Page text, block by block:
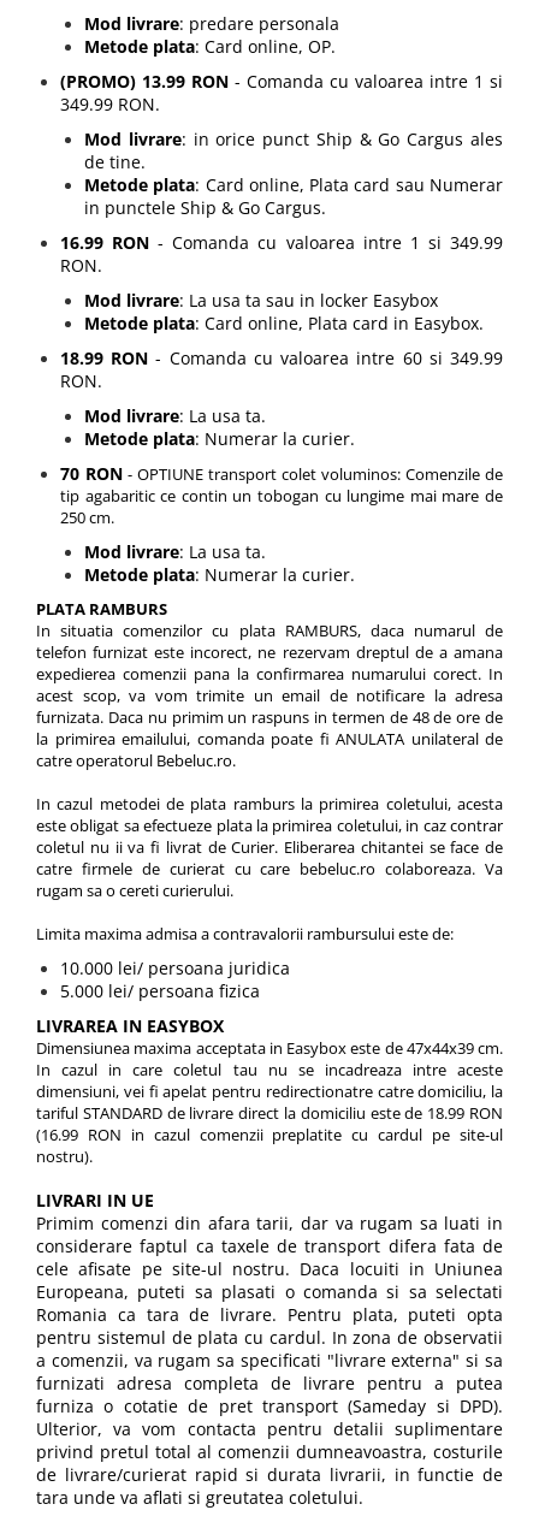
Jucarii interactive
Proiector pentru copii
Instrumente muzicale pentru copii
Caruseluri muzicale
Joc de rol
Storytelling
Bucatarii pentru copii
Banc de lucru pentru copii
Papusi de mana
Casa de papusi
Bormasina magica
Papusi si Bebelusi Reborn
Jucarii cu Dinozauri
Figurine cu animale domestice
Figurine plus
Jucarii Montessori
Nevoi speciale si sindrom Down
Jucarii cu alfabet
Jucarii cu cifre
Seturi Numberblocks
Jucarii de motricitate
Jucarii fructe si legume
Puzzle-uri
Puzzle de podea
Jucarii bebelusi
Jucarii de baie
Zornaitoare
Jucarii dentitie
Jucarii motrice pentru bebelusi
Saltele de activitati pentru bebe
Jucarii de sortat
Jucarii muzicale bebelusi
Puzzle bebelusi
Cadou copii 8 ani
Cadou copii 9 ani
Cadou copii 10 ani
Cadou copii 11 ani
Cadou copii 12 ani
Mod livrare: predare personala
Metode plata: Card online, OP.
(PROMO) 13.99 RON - Comanda cu valoarea intre 1 si
349.99 RON.
Mod livrare: in orice punct Ship & Go Cargus ales
de tine.
Metode plata: Card online, Plata card sau Numerar
in punctele Ship & Go Cargus.
16.99 RON - Comanda cu valoarea intre 1 si 349.99
RON.
Mod livrare: La usa ta sau in locker Easybox
Metode plata: Card online, Plata card in Easybox.
18.99 RON - Comanda cu valoarea intre 60 si 349.99
RON.
Mod livrare: La usa ta.
Metode plata: Numerar la curier.
70 RON - OPTIUNE transport colet voluminos: Comenzile de
tip agabaritic ce contin un tobogan cu lungime mai mare de
250 cm.
Mod livrare: La usa ta.
Metode plata: Numerar la curier.
PLATA RAMBURS
In situatia comenzilor cu plata RAMBURS, daca numarul de
telefon furnizat este incorect, ne rezervam dreptul de a amana
expedierea comenzii pana la confirmarea numarului corect. In
acest scop, va vom trimite un email de notificare la adresa
furnizata. Daca nu primim un raspuns in termen de 48 de ore de
la primirea emailului, comanda poate fi ANULATA unilateral de
catre operatorul Bebeluc.ro.
In cazul metodei de plata ramburs la primirea coletului, acesta
este obligat sa efectueze plata la primirea coletului, in caz contrar
coletul nu ii va fi livrat de Curier. Eliberarea chitantei se face de
catre firmele de curierat cu care bebeluc.ro colaboreaza. Va
rugam sa o cereti curierului.
Limita maxima admisa a contravalorii rambursului este de:
10.000 lei/ persoana juridica
5.000 lei/ persoana fizica
LIVRAREA IN EASYBOX
Dimensiunea maxima acceptata in Easybox este de 47x44x39 cm.
In cazul in care coletul tau nu se incadreaza intre aceste
dimensiuni, vei fi apelat pentru redirectionatre catre domiciliu, la
tariful STANDARD de livrare direct la domiciliu este de 18.99 RON
(16.99 RON in cazul comenzii preplatite cu cardul pe site-ul
nostru).
LIVRARI IN UE
Primim comenzi din afara tarii, dar va rugam sa luati in
considerare faptul ca taxele de transport difera fata de
cele afisate pe site-ul nostru. Daca locuiti in Uniunea
Europeana, puteti sa plasati o comanda si sa selectati
Romania ca tara de livrare. Pentru plata, puteti opta
pentru sistemul de plata cu cardul. In zona de observatii
a comenzii, va rugam sa specificati "livrare externa" si sa
furnizati adresa completa de livrare pentru a putea
furniza o cotatie de pret transport (Sameday si DPD).
Ulterior, va vom contacta pentru detalii suplimentare
privind pretul total al comenzii dumneavoastra, costurile
de livrare/curierat rapid si durata livrarii, in functie de
tara unde va aflati si greutatea coletului.